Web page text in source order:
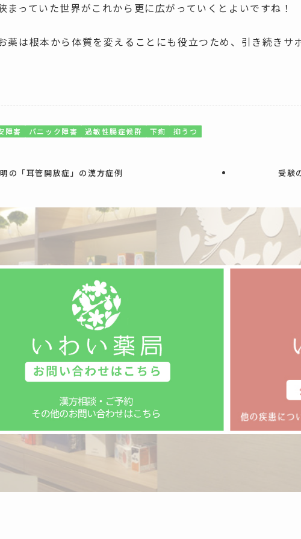
まっていた世界がこれから更に広がっていくとよいですね！
薬は根本から体質を変えることにも役立つため、引き続きサ
障害 パニック障害 過敏性腸症候群 下痢 抑うつ
の「耳管開放症」の漢方症例 受験